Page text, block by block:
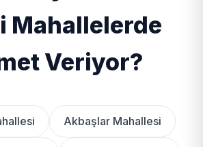
Mahallelerde
Veriyor?
Akbaşlar Mahallesi